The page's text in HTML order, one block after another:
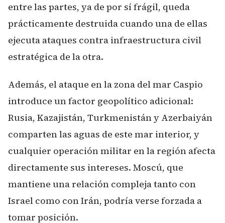
entre las partes, ya de por sí frágil, queda
prácticamente destruida cuando una de ellas
ejecuta ataques contra infraestructura civil
estratégica de la otra.
Además, el ataque en la zona del mar Caspio
introduce un factor geopolítico adicional:
Rusia, Kazajistán, Turkmenistán y Azerbaiyán
comparten las aguas de este mar interior, y
cualquier operación militar en la región afecta
directamente sus intereses. Moscú, que
mantiene una relación compleja tanto con
Israel como con Irán, podría verse forzada a
tomar posición.